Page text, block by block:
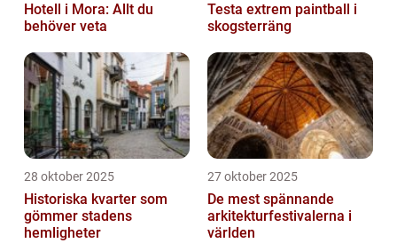
Hotell i Mora: Allt du
behöver veta
Testa extrem paintball i
skogsterräng
28 oktober 2025
Historiska kvarter som
gömmer stadens
hemligheter
27 oktober 2025
De mest spännande
arkitekturfestivalerna i
världen